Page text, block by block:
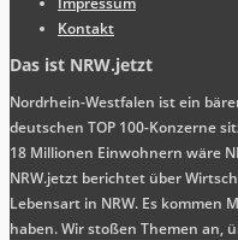
Kontakt
Das ist NRW.jetzt
Nordrhein-Westfalen ist ein
deutschen TOP 100-Konzerne
18 Millionen Einwohnern wäre
NRW.jetzt berichtet über
Lebensart in NRW. Es kommen
haben. Wir stoßen Themen an,